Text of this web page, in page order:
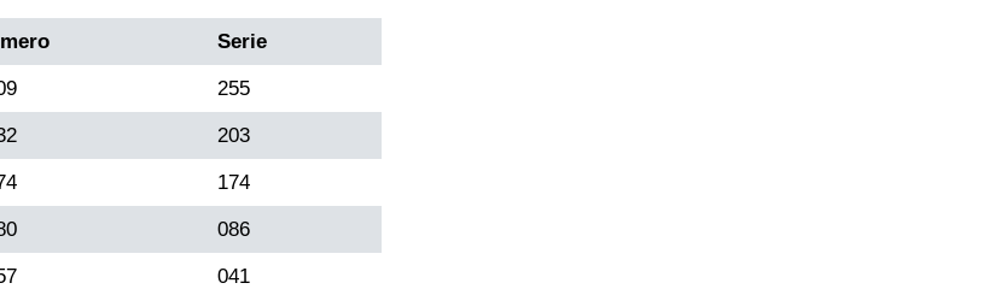
Serie
255
203
174
086
041